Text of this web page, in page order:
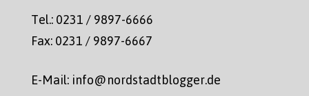
Tel.: 0231 / 9897-6666
Fax: 0231 / 9897-6667
E-Mail: info@nordstadtblogger.de